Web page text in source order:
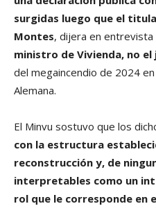
surgidas luego que el
Montes, dijera en entrevista
ministro de Vivienda, no
del megaincendio de 2024
Alemana.
El Minvu sostuvo que los
con la estructura
reconstrucción y, de
interpretables como un
rol que le corresponde en